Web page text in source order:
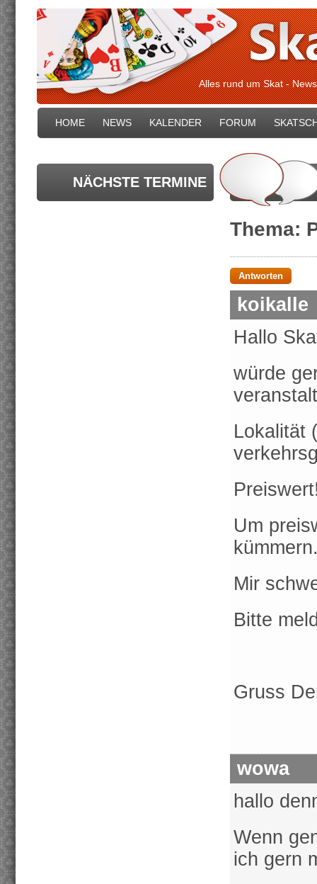
Alles rund um Skat -
HOME NEWS KALENDER FORUM
NÄCHSTE TERMINE
Thema:
Antworten
koikalle
Hallo
würde
Lokalität
Um
Mir
Bitte
Gruss
wowa
hallo
Wenn
ich gern